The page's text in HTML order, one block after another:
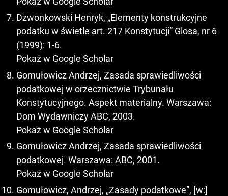
Dzwonkowski Henryk, „Elementy konstrukcyjne
podatku w świetle art. 217 Konstytucji” Glosa, nr 6
(1999): 1-6.
Pokaż w Google Scholar
Gomułowicz Andrzej, Zasada sprawiedliwości
podatkowej w orzecznictwie Trybunału
Konstytucyjnego. Aspekt materialny. Warszawa:
Dom Wydawniczy ABC, 2003.
Pokaż w Google Scholar
Gomułowicz Andrzej, Zasada sprawiedliwości
podatkowej. Warszawa: ABC, 2001.
Pokaż w Google Scholar
Gomułowicz, Andrzej, „Zasady podatkowe”, [w:]